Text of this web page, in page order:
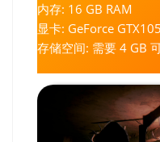
内存: 16 GB RAM
显卡: GeForce
存储空间: 需要 4 GB